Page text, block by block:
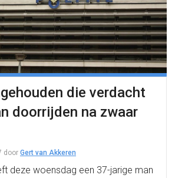
die verdacht
doorrijden na zwaar
door Gert van Akkeren
deze woensdag een 37-jarige man